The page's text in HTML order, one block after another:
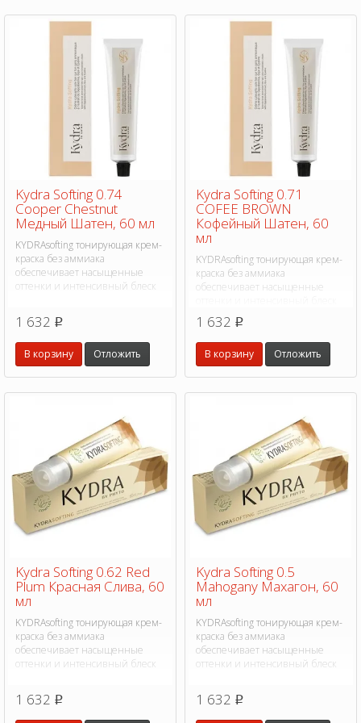
Kydra Softing 0.74
Cooper Chestnut
Медный Шатен, 60 мл
KYDRAsofting тонирующая крем-
краска без аммиака
обеспечивает насыщенные
оттенки и интенсивный блеск
1 632 p
В корзину Отложить
Kydra Softing 0.71
COFEE BROWN
Кофейный Шатен, 60
мл
KYDRAsofting тонирующая крем-
краска без аммиака
обеспечивает насыщенные
1 632 p
В корзину Отложить
Kydra Softing 0.62 Red
Plum Красная Слива, 60
мл
KYDRAsofting тонирующая крем-
краска без аммиака
обеспечивает насыщенные
оттенки и интенсивный блеск
1 632 p
Kydra Softing 0.5
Mahogany Махагон, 60
мл
KYDRAsofting тонирующая крем-
краска без аммиака
обеспечивает насыщенные
оттенки и интенсивный блеск
1 632 p